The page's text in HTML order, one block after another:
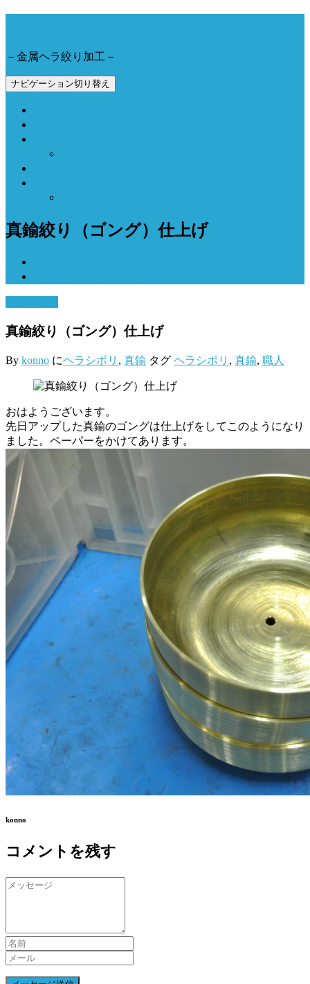
－金属ヘラ絞り加工－
ナビゲーション切り替え
真鍮絞り（ゴング）仕上げ
真鍮絞り（ゴング）仕上げ
By konno にヘラシボリ , 真鍮 タグ ヘラシボリ , 真鍮, 職人
おはようございます。
先日アップした真鍮のゴングは仕上げをしてこのようになり
ました。ペーパーをかけてあります。
konno
コメントを残す